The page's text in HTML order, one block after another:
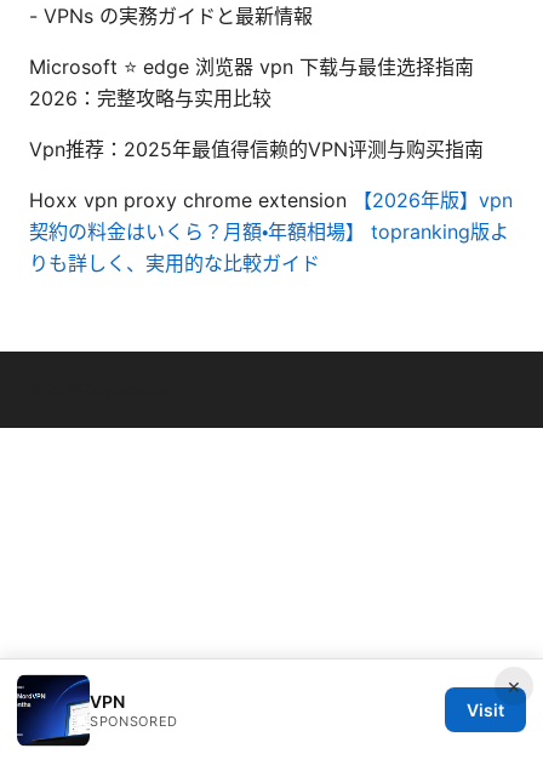
- VPNs の実務ガイドと最新情報
Microsoft ⭐ edge 浏览器 vpn 下载与最佳选择指南
2026：完整攻略与实用比较
Vpn推荐：2025年最值得信赖的VPN评测与购买指南
Hoxx vpn proxy chrome extension
【2026年版】vpn
契約の料金はいくら？月額・年額相場】 topranking版よ
りも詳しく、実用的な比較ガイド
×
VPN
SPONSORED
Visit